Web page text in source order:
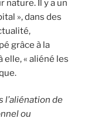
nature. Il y a un
», dans des
grâce à la
« aliéné les
l’aliénation de
ou